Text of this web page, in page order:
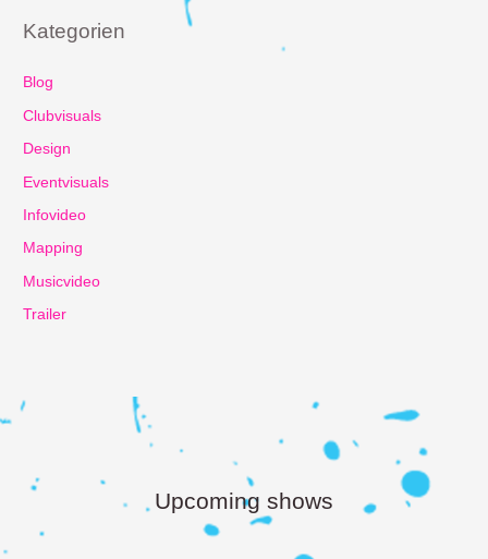
Kategorien
Blog
Clubvisuals
Design
Eventvisuals
Infovideo
Mapping
Musicvideo
Trailer
Upcoming shows